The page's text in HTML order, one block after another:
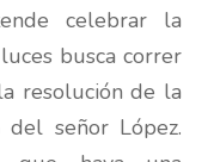
celebrar la
busca correr
resolución de la
señor López.